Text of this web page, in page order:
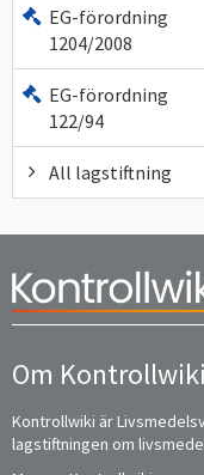
EG-förordning
1204/2008
EG-förordning
122/94
All lagstiftning
Om Kontrollwiki
Kontrollwiki är
lagstiftningen om